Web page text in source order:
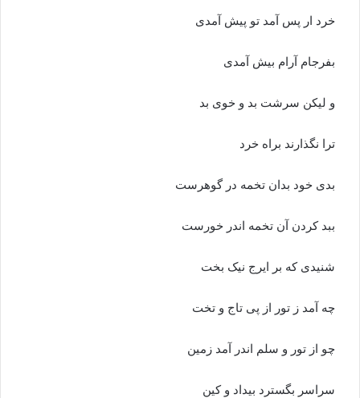
خرد ار پس آمد تو پیش آمدى
بفرجام آرام بیش آمدى‏
و لیکن سرشت بد و خوى بد
ترا نگذارند براه خرد
بدى خود بدان تخمه در گوهرست
ببد کردن آن تخمه اندر خورست‏
شنیدى که بر ایرج نیک بخت
چه آمد ز تور از پى تاج و تخت‏
چو از تور و سلم اندر آمد زمین
سراسر بگسترد بیداد و کین‏